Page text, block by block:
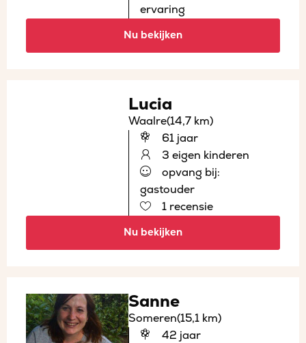
ervaring
Nu bekijken
Lucia
Waalre(14,7 km)
61 jaar
3 eigen kinderen
opvang bij:
gastouder
1 recensie
Nu bekijken
Sanne
Someren(15,1 km)
42 jaar